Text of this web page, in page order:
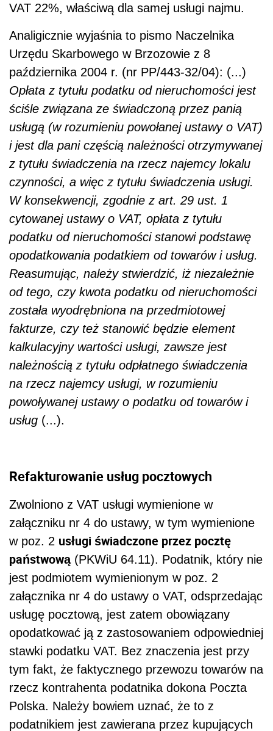
VAT 22%, właściwą dla samej usługi najmu.
Analigicznie wyjaśnia to pismo Naczelnika
Urzędu Skarbowego w Brzozowie z 8
października 2004 r. (nr PP/443-32/04): (...)
Opłata z tytułu podatku od nieruchomości jest
ściśle związana ze świadczoną przez panią
usługą (w rozumieniu powołanej ustawy o VAT)
i jest dla pani częścią należności otrzymywanej
z tytułu świadczenia na rzecz najemcy lokalu
czynności, a więc z tytułu świadczenia usługi.
W konsekwencji, zgodnie z art. 29 ust. 1
cytowanej ustawy o VAT, opłata z tytułu
podatku od nieruchomości stanowi podstawę
opodatkowania podatkiem od towarów i usług.
Reasumując, należy stwierdzić, iż niezależnie
od tego, czy kwota podatku od nieruchomości
została wyodrębniona na przedmiotowej
fakturze, czy też stanowić będzie element
kalkulacyjny wartości usługi, zawsze jest
należnością z tytułu odpłatnego świadczenia
na rzecz najemcy usługi, w rozumieniu
powoływanej ustawy o podatku od towarów i
usług (...).
Refakturowanie usług pocztowych
Zwolniono z VAT usługi wymienione w
załączniku nr 4 do ustawy, w tym wymienione
w poz. 2 usługi świadczone przez pocztę
państwową(PKWiU 64.11). Podatnik, który nie
jest podmiotem wymienionym w poz. 2
załącznika nr 4 do ustawy o VAT, odsprzedając
usługę pocztową, jest zatem obowiązany
opodatkować ją z zastosowaniem odpowiedniej
stawki podatku VAT. Bez znaczenia jest przy
tym fakt, że faktycznego przewozu towarów na
rzecz kontrahenta podatnika dokona Poczta
Polska. Należy bowiem uznać, że to z
podatnikiem jest zawierana przez kupujących